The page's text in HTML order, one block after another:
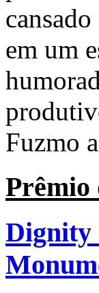
em um
Fuzmo
Prêmio
Dignity